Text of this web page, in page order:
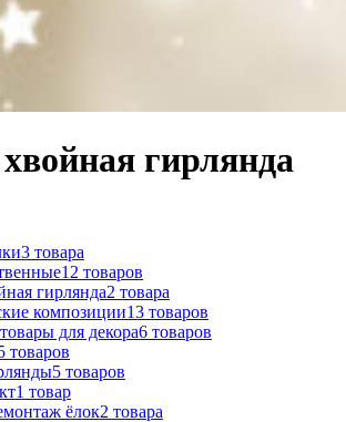
гирлянда
3 товара
12 товаров
гирлянда2 товара
композиции13 товаров
для декора6 товаров
товаров
5 товаров
1 товар
ёлок2 товара